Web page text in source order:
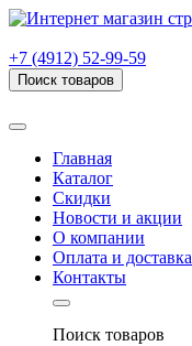
+7 (4912) 52-99-59
Поиск товаров
Главная
Каталог
Скидки
Новости и акции
О компании
Оплата и доставка
Контакты
Поиск товаров